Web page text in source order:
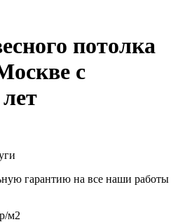
потолка
с
гарантию на все наши работы
м2